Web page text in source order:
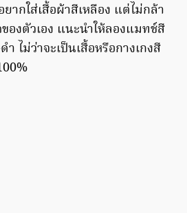
ากใส่เสื้อผ้าสีเหลือง แต่ไม่กล้า
องตัวเอง แนะนำให้ลองแมทช์สี
ำ ไม่ว่าจะเป็นเสื้อหรือกางเกงสี